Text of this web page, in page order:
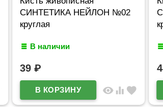
СИНТЕТИКА НЕЙЛОН №02
круглая
В наличии
39 ₽
visibility equalizer favorite